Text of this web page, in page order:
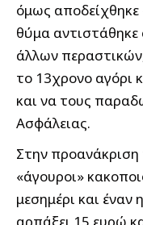
όμως
θύμα αντιστάθηκε
άλλων
το 13χρονο αγόρι
και να τους
Ασφάλειας.
Στην προανάκριση
«άγουροι»
μεσημέρι και έναν